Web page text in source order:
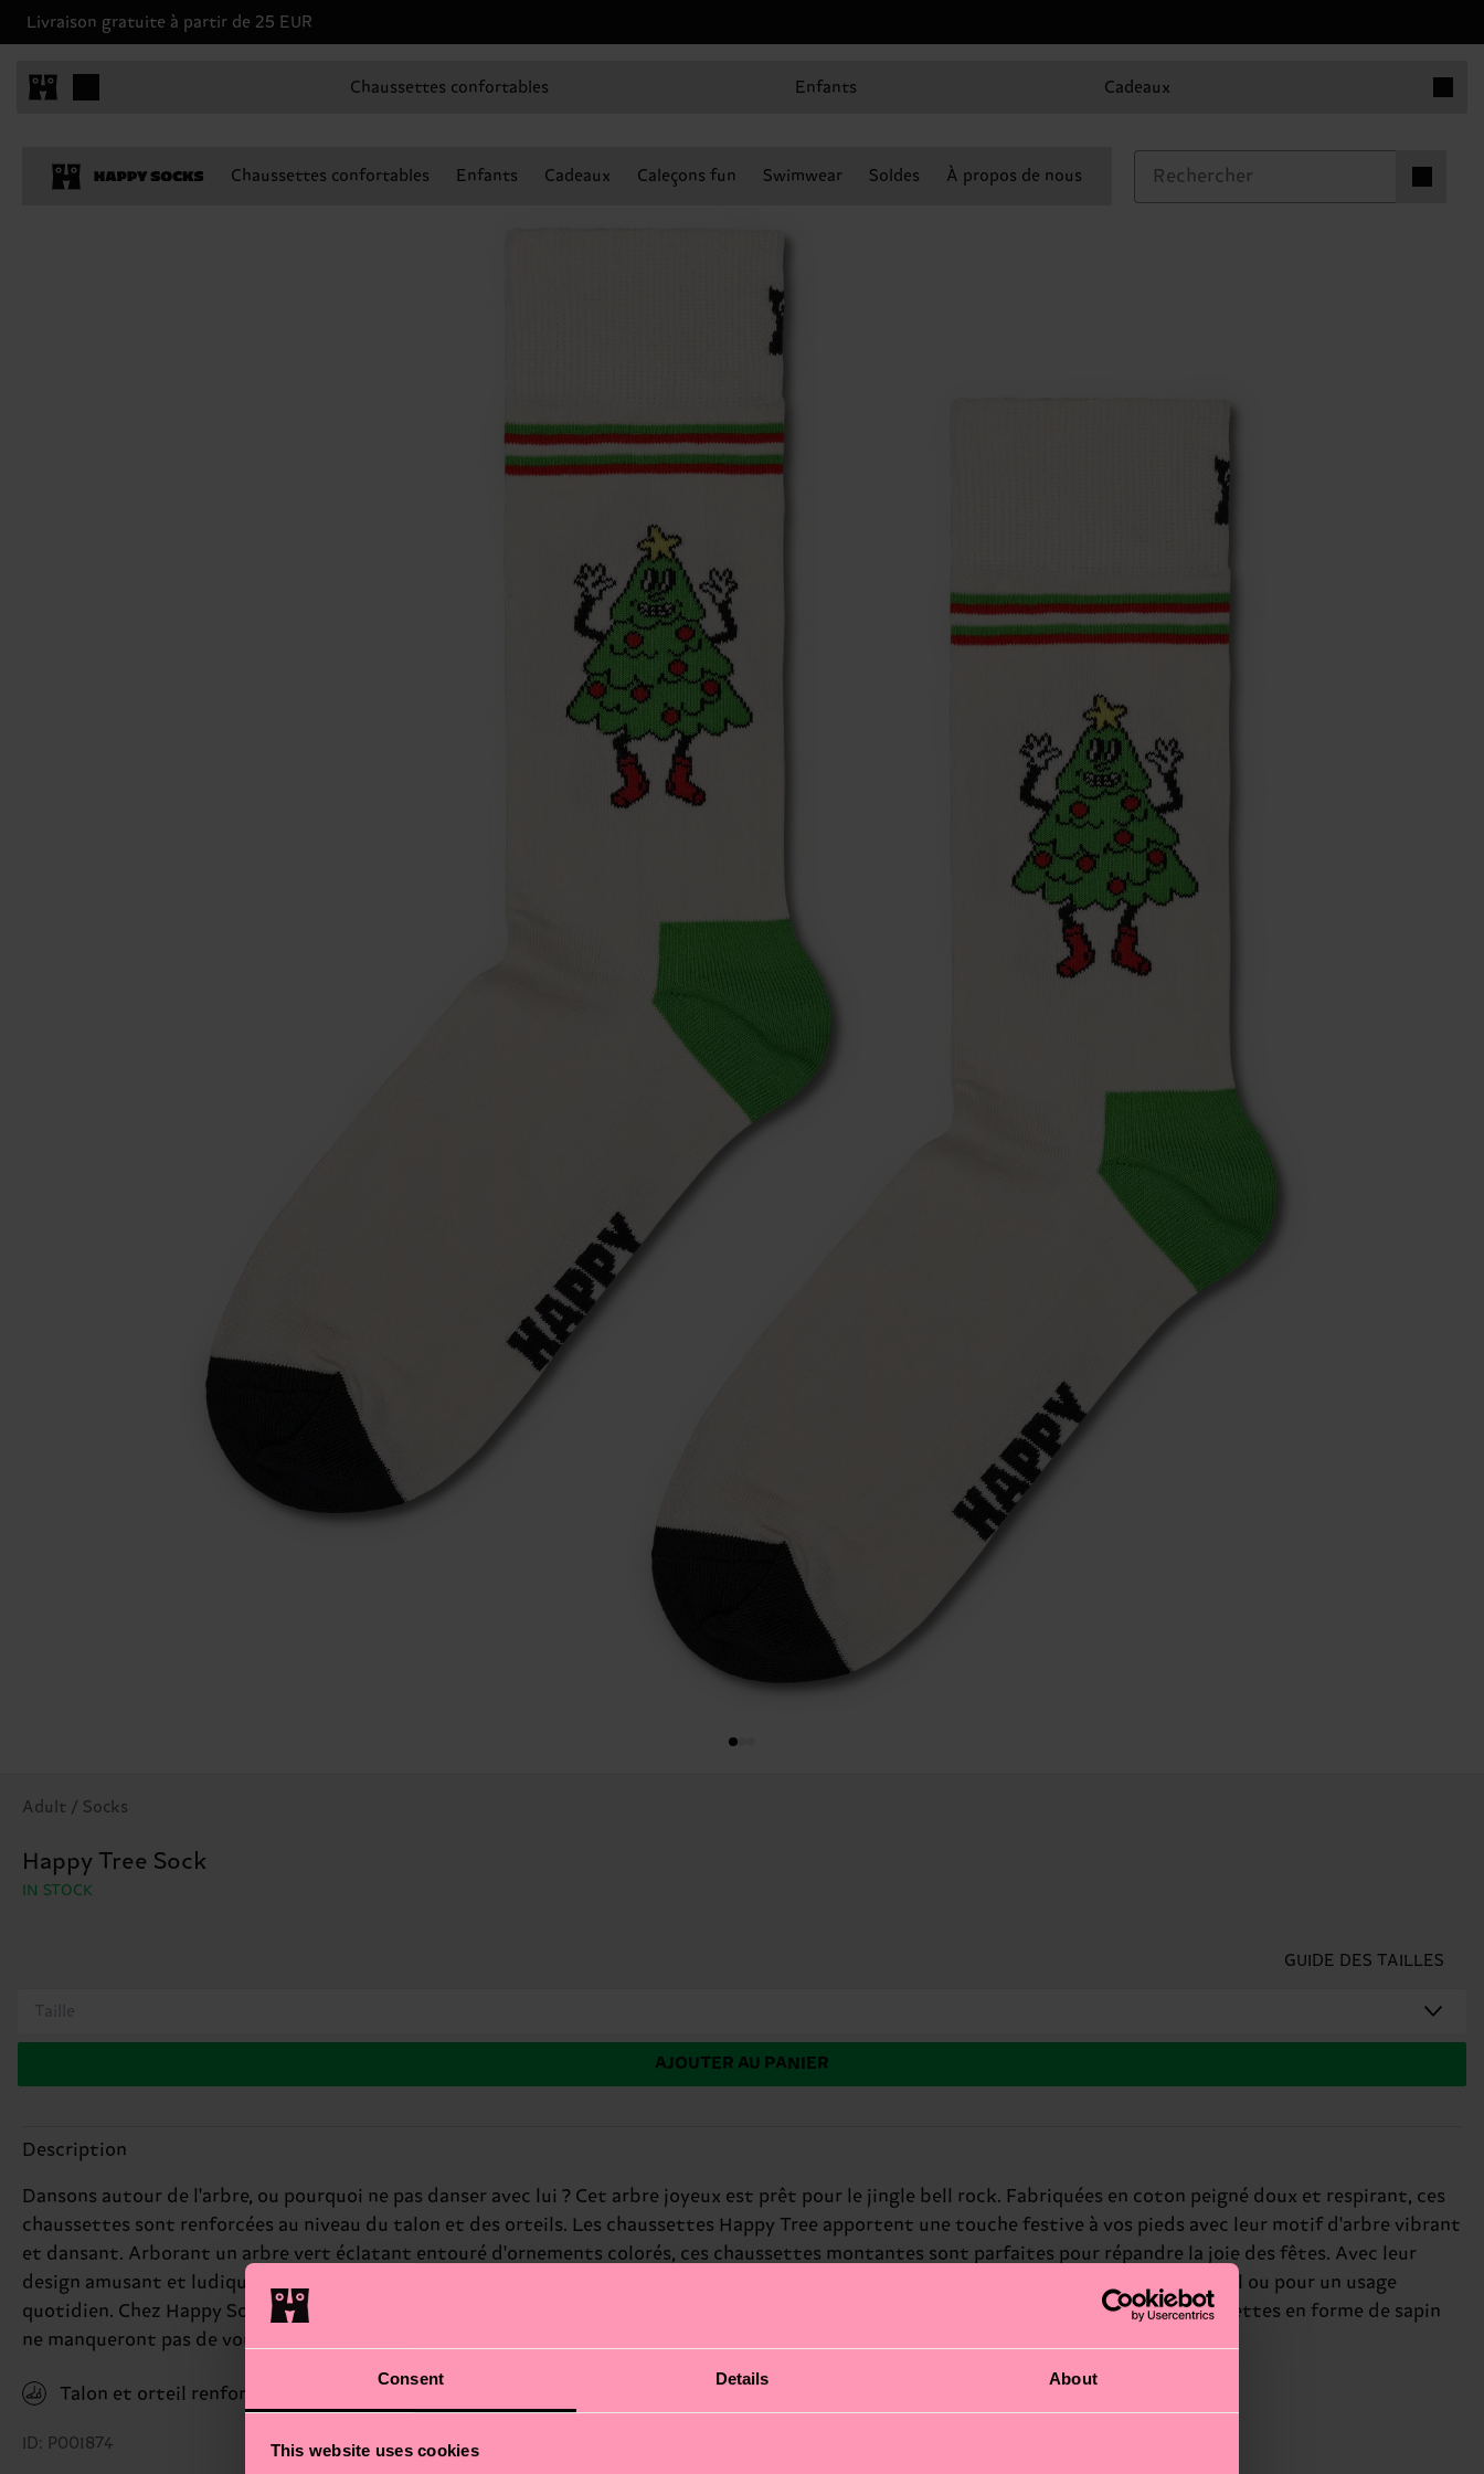
Consent Details About
This website uses cookies
Livraison gratuite à partir de 25 EUR
Chaussettes confortables Enfants Cadeaux
Chaussettes confortables Enfants Cadeaux Caleçons fun Swimwear Soldes À propos de nous
Adult / Socks
Happy Tree Sock
IN STOCK
GUIDE DES TAILLES
Taille
AJOUTER AU PANIER
Description
Dansons autour de l'arbre, ou pourquoi ne pas danser avec lui ? Cet arbre joyeux est prêt pour le jingle bell rock. Fabriquées en coton peigné doux et respirant, ces
chaussettes sont renforcées au niveau du talon et des orteils. Les chaussettes Happy Tree apportent une touche festive à vos pieds avec leur motif d'arbre vibrant
et dansant. Arborant un arbre vert éclatant entouré d'ornements colorés, ces chaussettes montantes sont parfaites pour répandre la joie des fêtes. Avec leur
design amusant et ludique, elles ajoutent une touche de couleur à n'importe quelle tenue, les rendant idéales pour les célébrations de Noël ou pour un usage
quotidien. Chez Happy Socks, nous croyons en la couleur, la créativité et le plaisir ! Que vous soyez habillé chic ou décontracté, ces chaussettes en forme de sapin
ne manqueront pas de vous faire sourire. Un cadeau parfait pour : les hôtes de fêtes de Noël et les amis festifs.
Talon et orteil renforcés
ID: P001874